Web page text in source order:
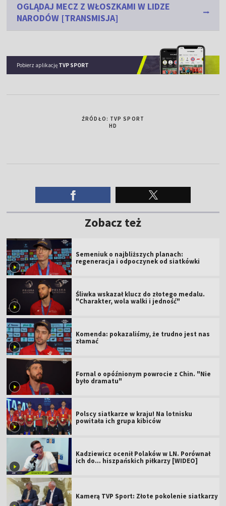
OGLĄDAJ MECZ Z WŁOSZKAMI W LIDZE
NARODÓW [TRANSMISJA]
Pobierz aplikację TVP SPORT
ŹRÓDŁO: TVP SPORT
HD
Zobacz też
Semeniuk o najbliższych planach:
regeneracja i odpoczynek od siatkówki
Śliwka wskazał klucz do złotego medalu.
"Charakter, wola walki i jedność"
Komenda: pokazaliśmy, że trudno jest nas
złamać
Fornal o opóźnionym powrocie z Chin. "Nie
było dramatu"
Polscy siatkarze w kraju! Na lotnisku
powitała ich grupa kibiców
Kadziewicz ocenił Polaków w LN. Porównał
ich do... hiszpańskich piłkarzy [WIDEO]
Kamerą TVP Sport: Złote pokolenie siatkarzy